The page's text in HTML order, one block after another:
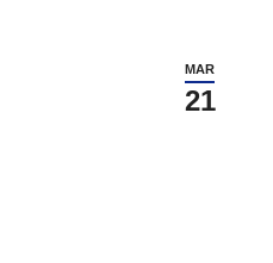
MAR
21